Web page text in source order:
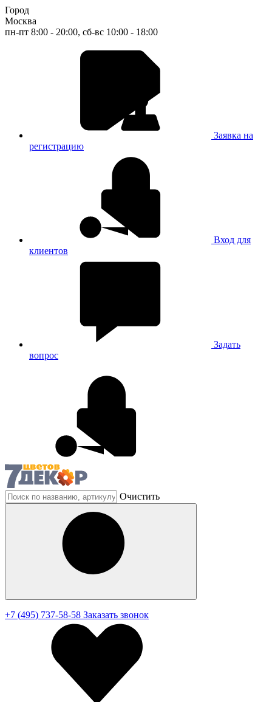
Город
Москва
пн-пт 8:00 - 20:00, сб-вс 10:00 - 18:00
Заявка на
регистрацию
Вход для
клиентов
Задать
вопрос
Очистить
+7 (495) 737-58-58 Заказать звонок